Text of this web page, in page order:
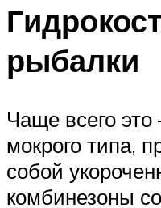
рыбалки
Чаще всего
мокрого типа,
собой
комбинезоны